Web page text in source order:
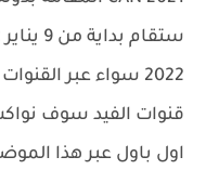
2022 سواء عبر
قنوات الفيد سوف
اول باول عبر هذا